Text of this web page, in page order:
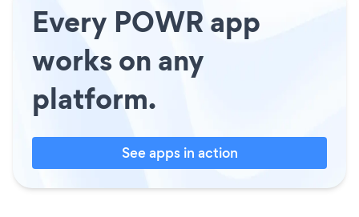
Every POWR app
works on any
platform.
See apps in action